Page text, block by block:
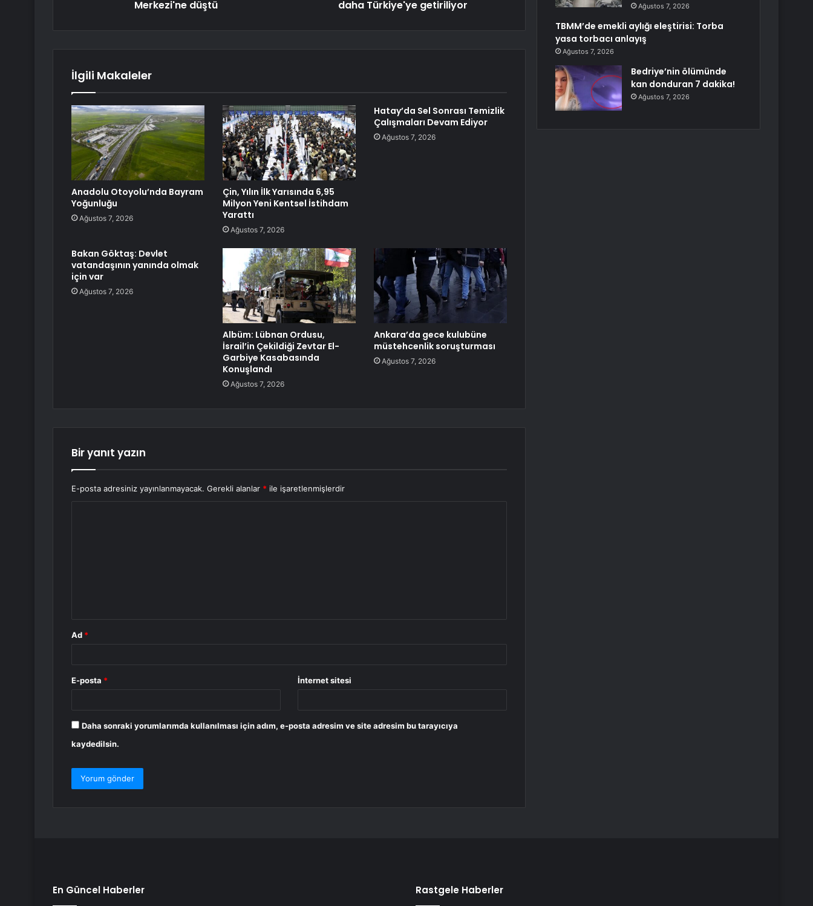
Merkezi'ne düştü
daha Türkiye'ye getiriliyor
İlgili Makaleler
Anadolu Otoyolu’nda Bayram
Yoğunluğu
Ağustos 7, 2026
Çin, Yılın İlk Yarısında 6,95
Milyon Yeni Kentsel İstihdam
Yarattı
Ağustos 7, 2026
Hatay’da Sel Sonrası Temizlik
Çalışmaları Devam Ediyor
Ağustos 7, 2026
Bakan Göktaş: Devlet
vatandaşının yanında olmak
için var
Ağustos 7, 2026
Albüm: Lübnan Ordusu,
İsrail’in Çekildiği Zevtar El-
Garbiye Kasabasında
Konuşlandı
Ağustos 7, 2026
Ankara’da gece kulubüne
müstehcenlik soruşturması
Ağustos 7, 2026
Bir yanıt yazın
E-posta adresiniz yayınlanmayacak. Gerekli alanlar * ile işaretlenmişlerdir
Ad *
E-posta * İnternet sitesi
Daha sonraki yorumlarımda kullanılması için adım, e-posta adresim ve site adresim bu tarayıcıya
kaydedilsin.
Ağustos 7, 2026
TBMM’de emekli aylığı eleştirisi: Torba
yasa torbacı anlayış
Ağustos 7, 2026
Bedriye’nin ölümünde
kan donduran 7 dakika!
Ağustos 7, 2026
En Güncel Haberler Rastgele Haberler